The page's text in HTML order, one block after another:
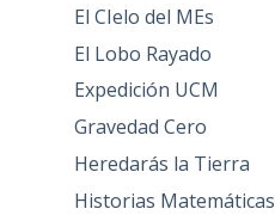
El CIelo del MEs
El Lobo Rayado
Expedición UCM
Gravedad Cero
Heredarás la Tierra
Historias Matemáticas